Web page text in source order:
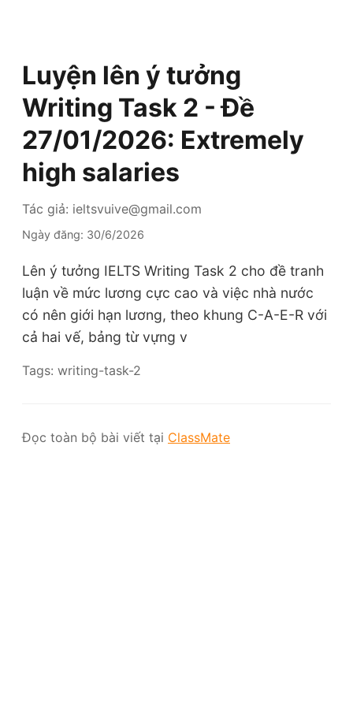
Luyện lên ý tưởng
Writing Task 2 - Đề
27/01/2026: Extremely
high salaries
Tác giả: ieltsvuive@gmail.com
Ngày đăng: 30/6/2026
Lên ý tưởng IELTS Writing Task 2 cho đề tranh
luận về mức lương cực cao và việc nhà nước
có nên giới hạn lương, theo khung C-A-E-R với
cả hai vế, bảng từ vựng v
Tags: writing-task-2
Đọc toàn bộ bài viết tại ClassMate